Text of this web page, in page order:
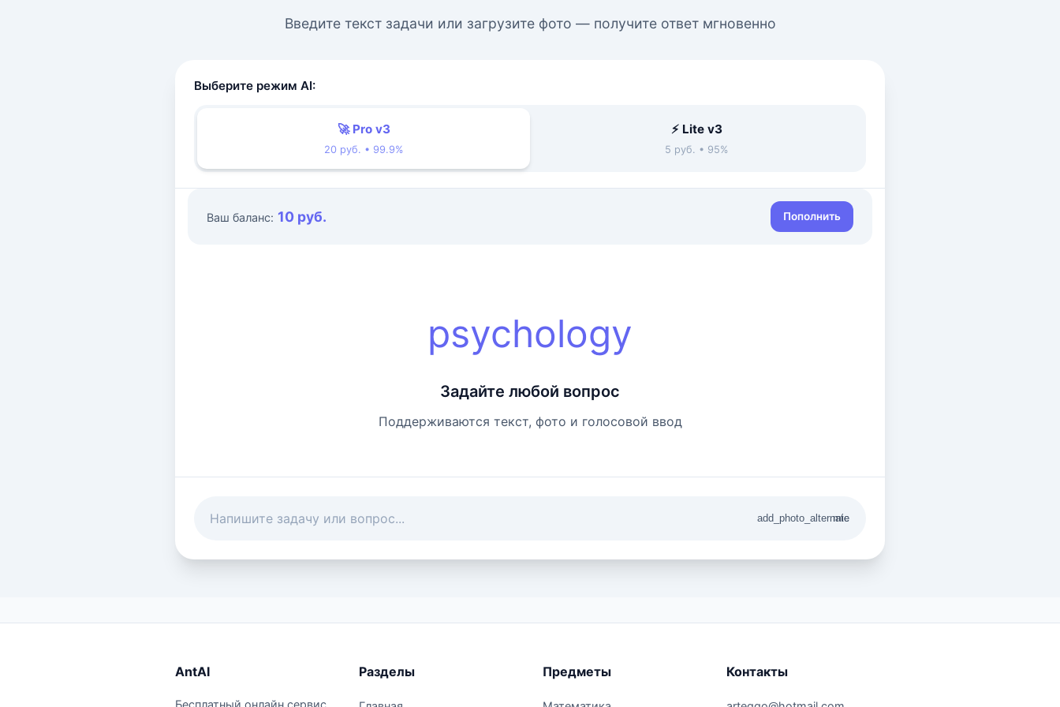
Введите текст задачи или загрузите фото — получите ответ мгновенно
Выберите режим AI:
🚀 Pro v3
20 руб. • 99.9%
⚡ Lite v3
5 руб. • 95%
Ваш баланс: 10 руб. Пополнить
psychology
Задайте любой вопрос
Поддерживаются текст, фото и голосовой ввод
add_photo_alternate
mic
AntAI
Бесплатный онлайн сервис
Разделы Предметы Контакты